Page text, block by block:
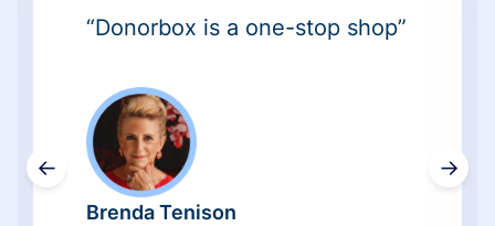
←
“Donorbox is a one-stop shop”
Brenda Tenison
→